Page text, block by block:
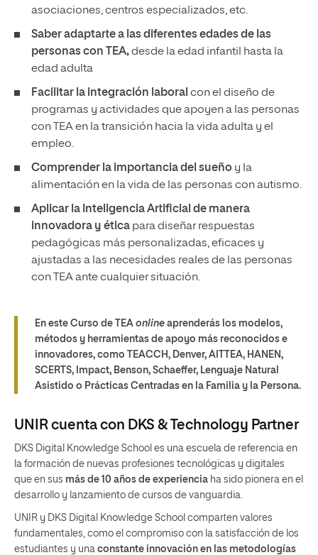
asociaciones, centros especializados, etc.
Saber adaptarte a las diferentes edades de las
personas con TEA,desde la edad infantil hasta la
edad adulta
Facilitar la integración laboral con el diseño de
programas y actividades que apoyen a las personas
con TEA en la transición hacia la vida adulta y el
empleo.
Comprender la importancia del sueño y la
alimentación en la vida de las personas con autismo.
Aplicar la Inteligencia Artificial de manera
innovadora y ética para diseñar respuestas
pedagógicas más personalizadas, eficaces y
ajustadas a las necesidades reales de las personas
con TEA ante cualquier situación.
En este Curso de TEA online aprenderás los modelos,
métodos y herramientas de apoyo más reconocidos e
innovadores, como TEACCH, Denver, AITTEA, HANEN,
SCERTS, Impact, Benson, Schaeffer, Lenguaje Natural
Asistido o Prácticas Centradas en la Familia y la Persona.
UNIR cuenta con DKS & Technology Partner
DKS Digital Knowledge School es una escuela de referencia en
la formación de nuevas profesiones tecnológicas y digitales
que en sus más de 10 años de experiencia ha sido pionera en el
desarrollo y lanzamiento de cursos de vanguardia.
UNIR y DKS Digital Knowledge School comparten valores
fundamentales, como el compromiso con la satisfacción de los
estudiantes y una constante innovación en las metodologías